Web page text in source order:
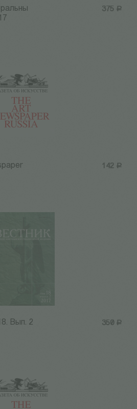
375 Р
142 Р
350 Р
Вып. 2